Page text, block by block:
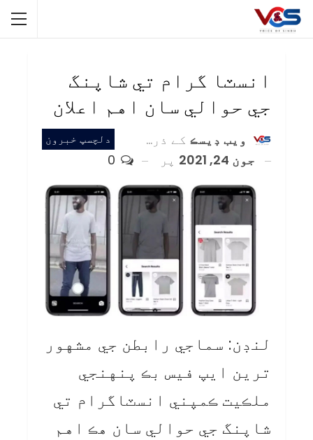
انسٽا گرام تي شاپنگ
جي حوالي سان اهم اعلان
دلچسپ خبرون ويب ڊيسڪ کے ذریعہ
جون 24, 2021
پر
لنڊن: سماجي رابطن جي مشهور
ترين ايپ فيس بڪ پنهنجي
ملڪيت ڪمپني انسٽاگرام تي
شاپنگ جي حوالي سان هڪ اهم